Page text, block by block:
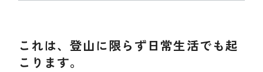
これは、登山に限らず日常生活でも起
こります。